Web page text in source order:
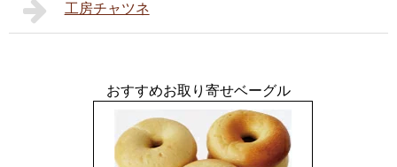
工房チャツネ
おすすめお取り寄せベーグル